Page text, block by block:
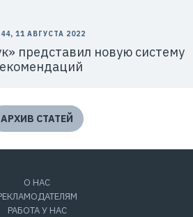
11 АВГУСТА 2022
представил новую систему
АРХИВ СТАТЕЙ
О НАС
РАБОТА У НАС